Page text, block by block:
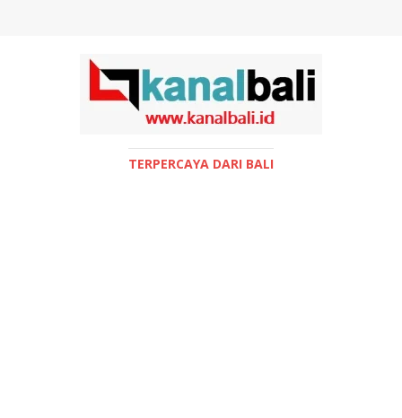
TERPERCAYA DARI BALI